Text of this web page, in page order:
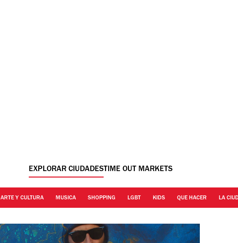
EXPLORAR CIUDADESTIME OUT MARKETS
ARTE Y CULTURA MUSICA SHOPPING LGBT KIDS QUE HACER LA